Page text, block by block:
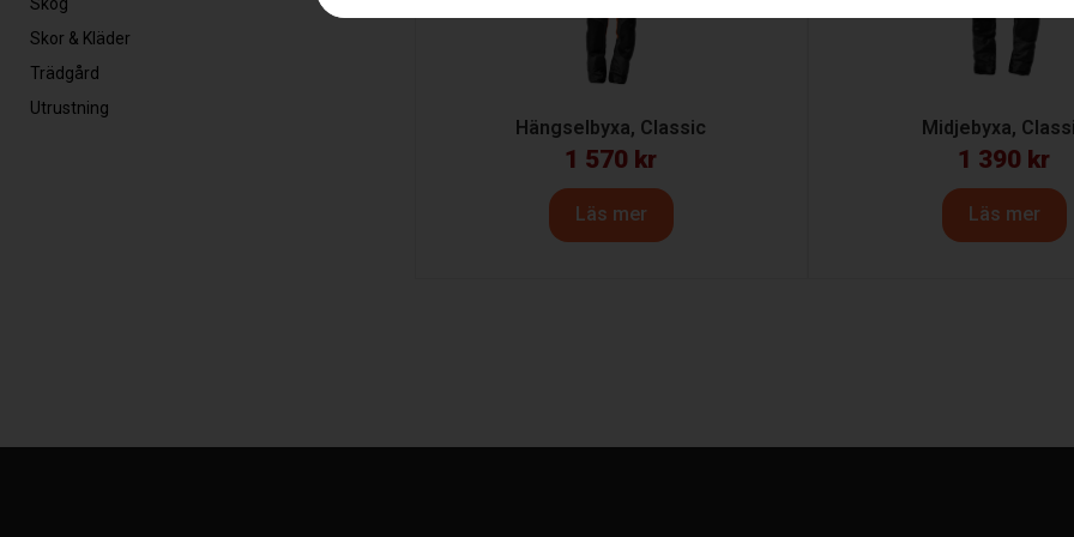
Skor & Kläder
Trädgård
Utrustning
Hängselbyxa, Classic
1 570 kr
Läs mer
Midjebyxa,
1 390 kr
Läs mer